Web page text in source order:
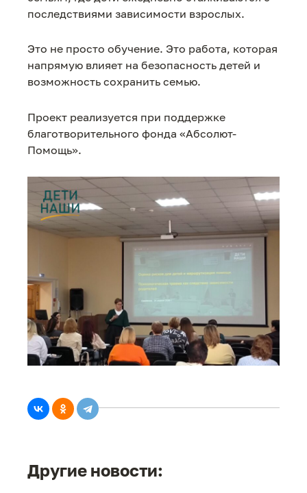
последствиями зависимости взрослых.
Это не просто обучение. Это работа, которая
напрямую влияет на безопасность детей и
возможность сохранить семью.
Проект реализуется при поддержке
благотворительного фонда «Абсолют-
Помощь».
Другие новости: